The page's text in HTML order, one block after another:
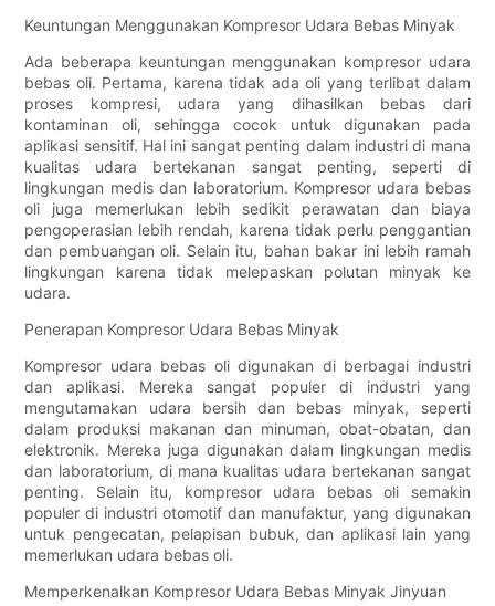
Keuntungan Menggunakan Kompresor Udara Bebas Minyak
Ada beberapa keuntungan menggunakan kompresor udara
bebas oli. Pertama, karena tidak ada oli yang terlibat dalam
proses kompresi, udara yang dihasilkan bebas dari
kontaminan oli, sehingga cocok untuk digunakan pada
aplikasi sensitif. Hal ini sangat penting dalam industri di mana
kualitas udara bertekanan sangat penting, seperti di
lingkungan medis dan laboratorium. Kompresor udara bebas
oli juga memerlukan lebih sedikit perawatan dan biaya
pengoperasian lebih rendah, karena tidak perlu penggantian
dan pembuangan oli. Selain itu, bahan bakar ini lebih ramah
lingkungan karena tidak melepaskan polutan minyak ke
udara.
Penerapan Kompresor Udara Bebas Minyak
Kompresor udara bebas oli digunakan di berbagai industri
dan aplikasi. Mereka sangat populer di industri yang
mengutamakan udara bersih dan bebas minyak, seperti
dalam produksi makanan dan minuman, obat-obatan, dan
elektronik. Mereka juga digunakan dalam lingkungan medis
dan laboratorium, di mana kualitas udara bertekanan sangat
penting. Selain itu, kompresor udara bebas oli semakin
populer di industri otomotif dan manufaktur, yang digunakan
untuk pengecatan, pelapisan bubuk, dan aplikasi lain yang
memerlukan udara bebas oli.
Memperkenalkan Kompresor Udara Bebas Minyak Jinyuan